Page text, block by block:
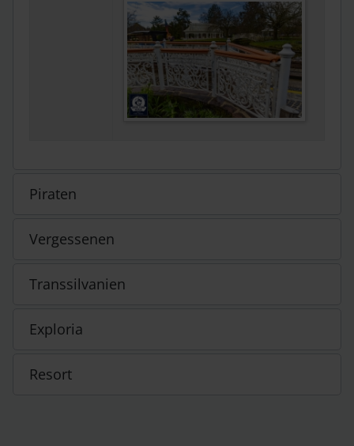
Piraten
Vergessenen
Transsilvanien
Exploria
Resort